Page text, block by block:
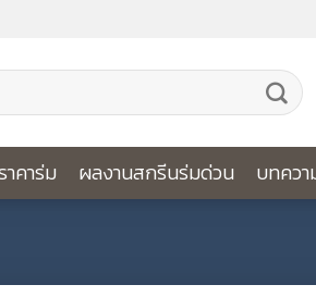
าคาร่ม ผลงานสกรีนร่มด่วน บทควา